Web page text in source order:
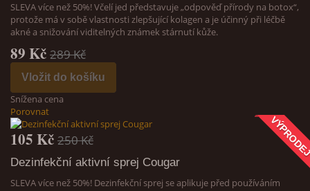
SLEVA více než 50%! Včelí jed představuje „odpověď přírody na botox“,
protože má v sobě vlastnosti zlepšující kolagen a je účinný při léčbě
akné a snižování viditelných známek stárnutí kůže.
89 Kč 289 Kč
Vložit do košíku
Snížena cena
Porovnat
105 Kč 250 Kč
Dezinfekční aktivní sprej Cougar
SLEVA více než 50%! Dezinfekční sprej se aplikuje před používáním